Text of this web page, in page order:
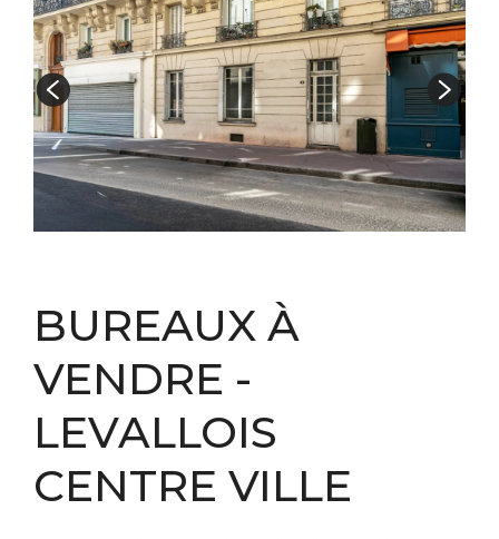
BUREAUX À
VENDRE -
LEVALLOIS
CENTRE VILLE